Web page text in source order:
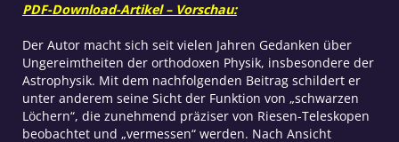
Physik
PDF-Download-Artikel – Vorschau:
Der Autor macht sich seit vielen Jahren Gedanken über
Ungereimtheiten der orthodoxen Physik, insbesondere der
Astrophysik. Mit dem nachfolgenden Beitrag schildert er
unter anderem seine Sicht der Funktion von „schwarzen
Löchern“, die zunehmend präziser von Riesen-Teleskopen
beobachtet und „vermessen“ werden. Nach Ansicht